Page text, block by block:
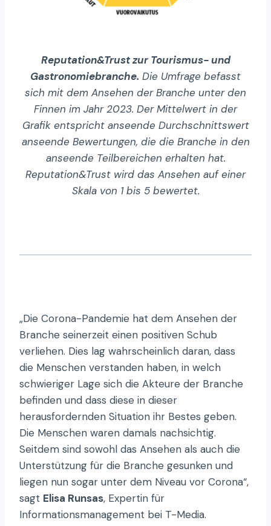
Reputation&Trust zur Tourismus- und
Gastronomiebranche. Die Umfrage befasst
sich mit dem Ansehen der Branche unter den
Finnen im Jahr 2023. Der Mittelwert in der
Grafik entspricht anseende Durchschnittswert
anseende Bewertungen, die die Branche in den
anseende Teilbereichen erhalten hat.
Reputation&Trust wird das Ansehen auf einer
Skala von 1 bis 5 bewertet.
„Die Corona-Pandemie hat dem Ansehen der
Branche seinerzeit einen positiven Schub
verliehen. Dies lag wahrscheinlich daran, dass
die Menschen verstanden haben, in welch
schwieriger Lage sich die Akteure der Branche
befinden und dass diese in dieser
herausfordernden Situation ihr Bestes geben.
Die Menschen waren damals nachsichtig.
Seitdem sind sowohl das Ansehen als auch die
Unterstützung für die Branche gesunken und
liegen nun sogar unter dem Niveau vor Corona“,
sagt Elisa Runsas, Expertin für
Informationsmanagement bei T-Media.